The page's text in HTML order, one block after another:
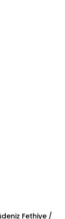
Fethiye /